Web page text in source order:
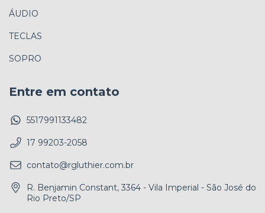
ÁUDIO
TECLAS
SOPRO
Entre em contato
5517991133482
17 99203-2058
contato@rgluthier.com.br
R. Benjamin Constant, 3364 - Vila Imperial - São José do
Rio Preto/SP